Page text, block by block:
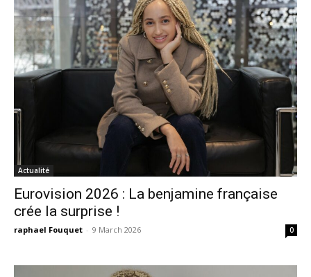
Actualité
Eurovision 2026 : La benjamine française
crée la surprise !
raphael Fouquet - 9 March 2026 0